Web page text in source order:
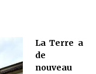
des
La Terre a
de
nouveau